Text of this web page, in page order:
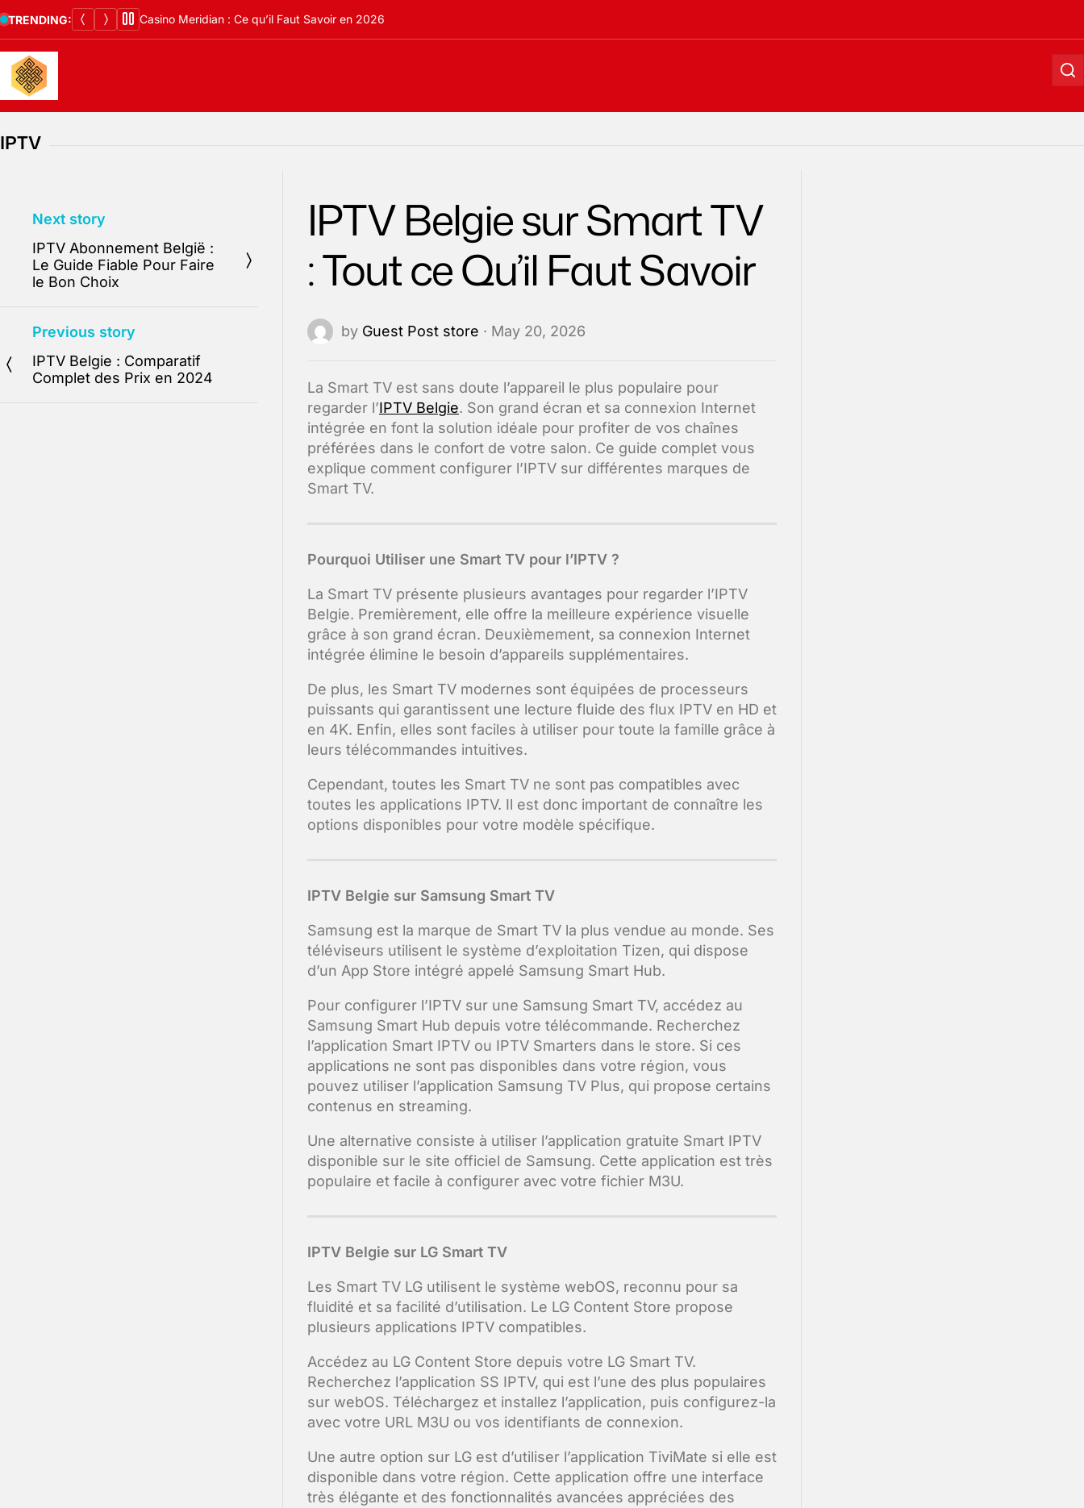
Skip
to
content
TRENDING: Casino Meridian : Ce qu’il Faut Savoir en 2026
IPTV
IPTV Belgie sur Smart TV
: Tout ce Qu’il Faut Savoir
by Guest Post store · May 20, 2026
La Smart TV est sans doute l’appareil le plus populaire pour
regarder l’IPTV Belgie. Son grand écran et sa connexion Internet
intégrée en font la solution idéale pour profiter de vos chaînes
préférées dans le confort de votre salon. Ce guide complet vous
explique comment configurer l’IPTV sur différentes marques de
Smart TV.
Pourquoi Utiliser une Smart TV pour l’IPTV ?
La Smart TV présente plusieurs avantages pour regarder l’IPTV
Belgie. Premièrement, elle offre la meilleure expérience visuelle
grâce à son grand écran. Deuxièmement, sa connexion Internet
intégrée élimine le besoin d’appareils supplémentaires.
De plus, les Smart TV modernes sont équipées de processeurs
puissants qui garantissent une lecture fluide des flux IPTV en HD et
en 4K. Enfin, elles sont faciles à utiliser pour toute la famille grâce à
leurs télécommandes intuitives.
Cependant, toutes les Smart TV ne sont pas compatibles avec
toutes les applications IPTV. Il est donc important de connaître les
options disponibles pour votre modèle spécifique.
IPTV Belgie sur Samsung Smart TV
Samsung est la marque de Smart TV la plus vendue au monde. Ses
téléviseurs utilisent le système d’exploitation Tizen, qui dispose
d’un App Store intégré appelé Samsung Smart Hub.
Pour configurer l’IPTV sur une Samsung Smart TV, accédez au
Samsung Smart Hub depuis votre télécommande. Recherchez
l’application Smart IPTV ou IPTV Smarters dans le store. Si ces
applications ne sont pas disponibles dans votre région, vous
pouvez utiliser l’application Samsung TV Plus, qui propose certains
contenus en streaming.
Une alternative consiste à utiliser l’application gratuite Smart IPTV
disponible sur le site officiel de Samsung. Cette application est très
populaire et facile à configurer avec votre fichier M3U.
IPTV Belgie sur LG Smart TV
Les Smart TV LG utilisent le système webOS, reconnu pour sa
fluidité et sa facilité d’utilisation. Le LG Content Store propose
plusieurs applications IPTV compatibles.
Accédez au LG Content Store depuis votre LG Smart TV.
Recherchez l’application SS IPTV, qui est l’une des plus populaires
sur webOS. Téléchargez et installez l’application, puis configurez-la
avec votre URL M3U ou vos identifiants de connexion.
Une autre option sur LG est d’utiliser l’application TiviMate si elle est
disponible dans votre région. Cette application offre une interface
très élégante et des fonctionnalités avancées appréciées des
Next story
IPTV Abonnement België :
Le Guide Fiable Pour Faire
le Bon Choix
Previous story
IPTV Belgie : Comparatif
Complet des Prix en 2024